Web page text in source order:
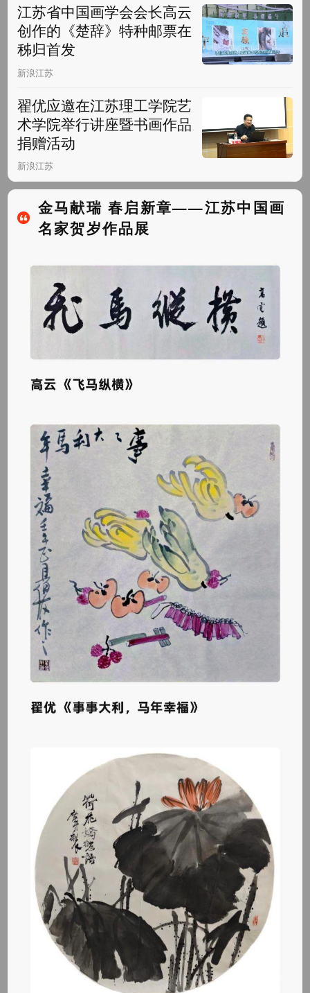
江苏省中国画学会会长高云
创作的《楚辞》特种邮票在
秭归首发
新浪江苏
翟优应邀在江苏理工学院艺
术学院举行讲座暨书画作品
捐赠活动
新浪江苏
金马献瑞 春启新章——江苏中国画
名家贺岁作品展